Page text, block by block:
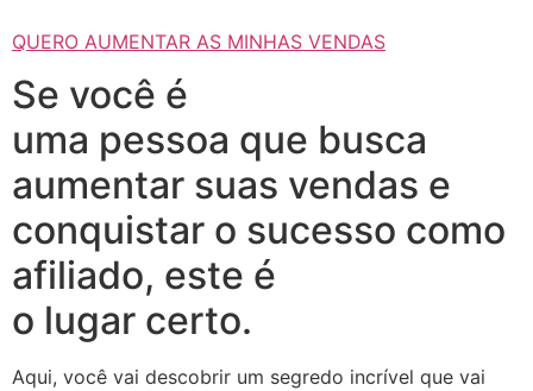
QUERO AUMENTAR AS MINHAS VENDAS
Se você é
uma pessoa que busca
aumentar suas vendas e
conquistar o sucesso como
afiliado, este é
o lugar certo.
Aqui, você vai descobrir um segredo incrível que vai